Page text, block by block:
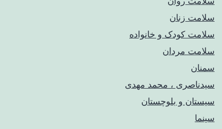
سلامت زنان
سلامت کودک‌ و خانواده
سلامت مردان
سمنان
سیدناصری ، محمد مهدی
سیستان و بلوچستان
سینما